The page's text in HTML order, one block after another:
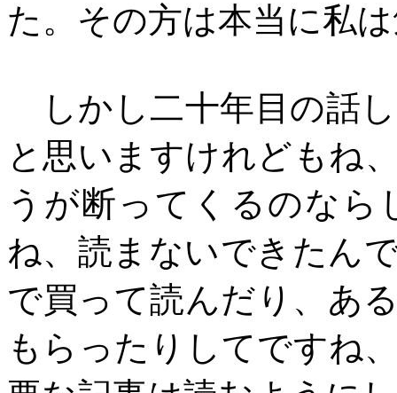
た。その方は本当に私
しかし二十年目の話
と思いますけれどもね
うが断ってくるのな
ね、読まないできたん
で買って読んだり、あ
もらったりしてですね